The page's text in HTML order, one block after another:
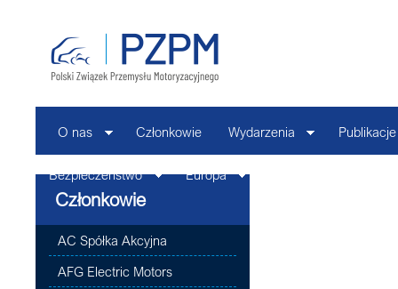
O nas Członkowie Wydarzenia Publikacje
Bezpieczeństwo Europa
Członkowie
AC Spółka Akcyjna
AFG Electric Motors